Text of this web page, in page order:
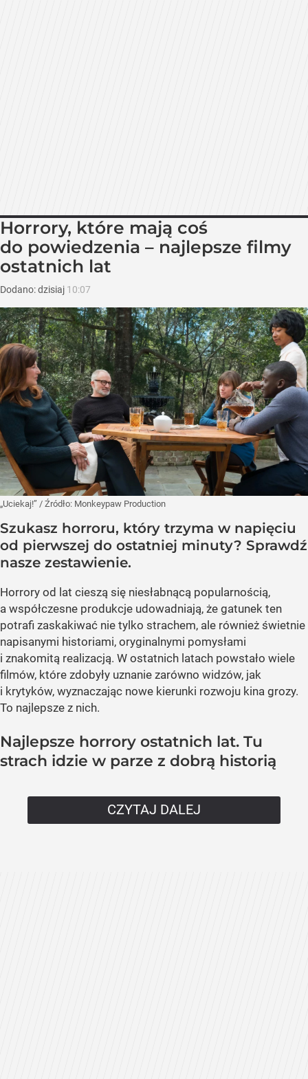
Horrory, które mają coś
do powiedzenia – najlepsze filmy
ostatnich lat
Dodano:dzisiaj 10:07
„Uciekaj!” / Źródło: Monkeypaw Production
Szukasz horroru, który trzyma w napięciu
od pierwszej do ostatniej minuty? Sprawdź
nasze zestawienie.
Horrory od lat cieszą się niesłabnącą popularnością,
a współczesne produkcje udowadniają, że gatunek ten
potrafi zaskakiwać nie tylko strachem, ale również świetnie
napisanymi historiami, oryginalnymi pomysłami
i znakomitą realizacją. W ostatnich latach powstało wiele
filmów, które zdobyły uznanie zarówno widzów, jak
i krytyków, wyznaczając nowe kierunki rozwoju kina grozy.
To najlepsze z nich.
Najlepsze horrory ostatnich lat. Tu
strach idzie w parze z dobrą historią
CZYTAJ DALEJ